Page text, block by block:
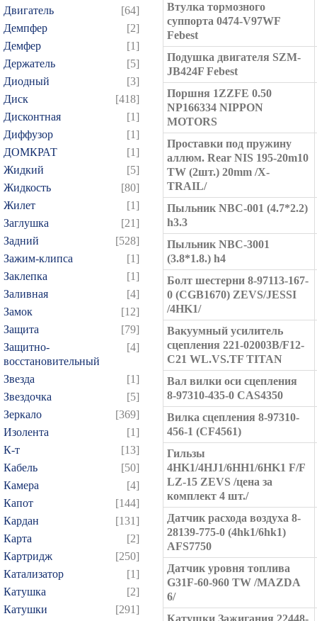
Двигатель
[64]
Демпфер
[2]
Демфер
[1]
Держатель
[5]
Диодный
[3]
Диск
[418]
Дисконтная
[1]
Диффузор
[1]
ДОМКРАТ
[1]
Жидкий
[5]
Жидкость
[80]
Жилет
[1]
Заглушка
[21]
Задний
[528]
Зажим-клипса
[1]
Заклепка
[1]
Заливная
[4]
Замок
[12]
Защита
[79]
Защитно-
восстановительный
[4]
Звезда
[1]
Звездочка
[5]
Зеркало
[369]
Изолента
[1]
К-т
[13]
Кабель
[50]
Камера
[4]
Капот
[144]
Кардан
[131]
Карта
[2]
Картридж
[250]
Катализатор
[1]
Катушка
[2]
Катушки
[291]
Втулка тормозного
суппорта 0474-V97WF
Febest
Подушка двигателя SZM-
JB424F Febest
Поршня 1ZZFE 0.50
NP166334 NIPPON
MOTORS
Проставки под пружину
аллюм. Rear NIS 195-20m10
TW (2шт.) 20mm /X-
TRAIL/
Пыльник NBC-001 (4.7*2.2)
h3.3
Пыльник NBC-3001
(3.8*1.8.) h4
Болт шестерни 8-97113-167-
0 (CGB1670) ZEVS/JESSI
/4HK1/
Вакуумный усилитель
сцепления 221-02003B/F12-
C21 WL.VS.TF TITAN
Вал вилки оси сцепления
8-97310-435-0 CAS4350
Вилка сцепления 8-97310-
456-1 (CF4561)
Гильзы
4HK1/4HJ1/6HH1/6HK1 F/F
LZ-15 ZEVS /цена за
комплект 4 шт./
Датчик расхода воздуха 8-
28139-775-0 (4hk1/6hk1)
AFS7750
Датчик уровня топлива
G31F-60-960 TW /MAZDA
6/
Катушки Зажигания 22448-